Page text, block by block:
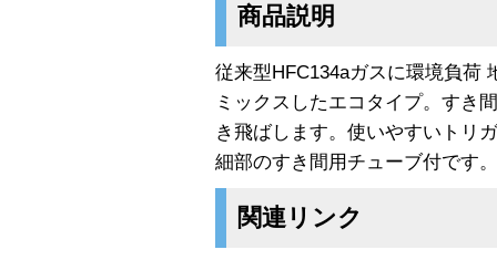
商品説明
従来型HFC134aガスに環境負荷
ミックスしたエコタイプ。すき
き飛ばします。使いやすいトリ
細部のすき間用チューブ付です
関連リンク